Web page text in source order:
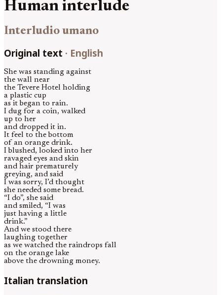
Human interlude
Interludio umano
Original text · English
She was standing against
the wall near
the Tevere Hotel holding
a plastic cup
as it began to rain.
I dug for a coin, walked
up to her
and dropped it in.
It feel to the bottom
of an orange drink.
I blushed, looked into her
ravaged eyes and skin
and hair prematurely
greying, and said
I was sorry, I’d thought
she needed some bread.
“I do”, she said
and smiled, “I was
just having a little
drink.”
And we stood there
laughing together
as we watched the raindrops fall
on the orange lake
above the drowning money.
Italian translation